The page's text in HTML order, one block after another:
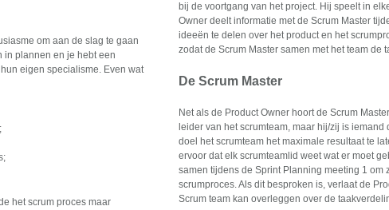
om aan de slag te gaan
in plannen en je hebt een
eigen specialisme. Even wat
het scrum proces maar
bij de voortgang van het project. Hij speelt in
Owner deelt informatie met de Scrum Master
ideeën te delen over het product en het
zodat de Scrum Master samen met het team de
De Scrum Master
Net als de Product Owner hoort de Scrum
leider van het scrumteam, maar hij/zij is
doel het scrumteam het maximale resultaat te
ervoor dat elk scrumteamlid weet wat er moet
samen tijdens de Sprint Planning meeting 1
scrumproces. Als dit besproken is, verlaat de
Scrum team kan overleggen over de